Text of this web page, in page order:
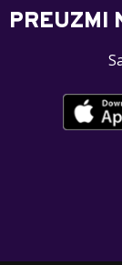
PREUZMI